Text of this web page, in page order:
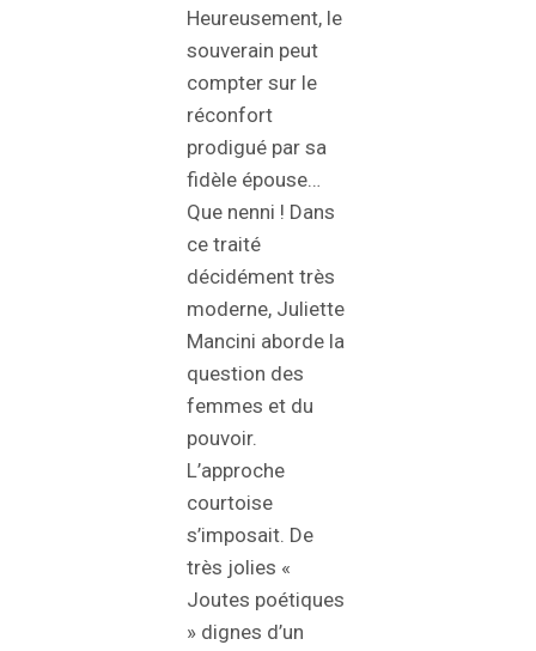
Heureusement, le
souverain peut
compter sur le
réconfort
prodigué par sa
fidèle épouse…
Que nenni ! Dans
ce traité
décidément très
moderne, Juliette
Mancini aborde la
question des
femmes et du
pouvoir.
L’approche
courtoise
s’imposait. De
très jolies «
Joutes poétiques
» dignes d’un